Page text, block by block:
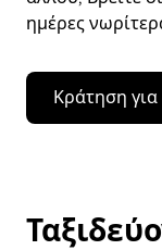
ημέρες
Κράτηση